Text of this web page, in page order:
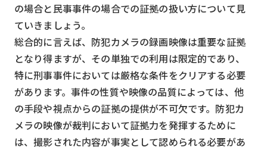
の場合と民事事件の場合での証拠の扱い方について見
ていきましょう。
総合的に言えば、防犯カメラの録画映像は重要な証拠
となり得ますが、その単独での利用は限定的であり、
特に刑事事件においては厳格な条件をクリアする必要
があります。事件の性質や映像の品質によっては、他
の手段や視点からの証拠の提供が不可欠です。防犯カ
メラの映像が裁判において証拠力を発揮するために
は、撮影された内容が事実として認められる必要があ